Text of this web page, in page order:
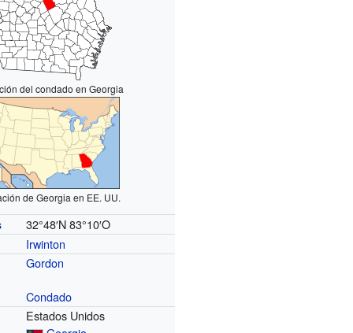
del condado en Georgia
de Georgia en EE. UU.
32°48′N 83°10′O
Irwinton
Gordon
Condado
Estados Unidos